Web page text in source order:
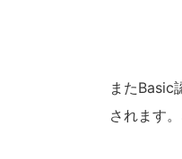
またBasic
されます